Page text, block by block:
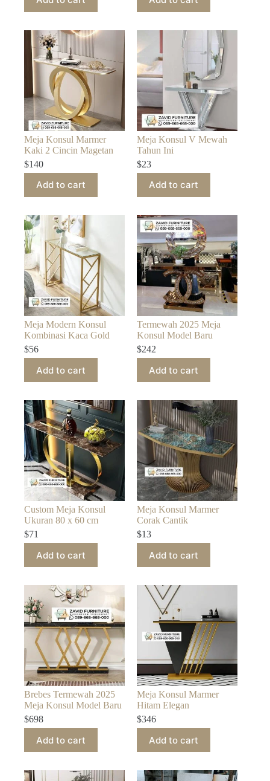
Meja Konsul Marmer
Kaki 2 Cincin Magetan
$140
Add to cart
Meja Konsul V Mewah
Tahun Ini
$23
Add to cart
Meja Modern Konsul
Kombinasi Kaca Gold
$56
Add to cart
Termewah 2025 Meja
Konsul Model Baru
$242
Add to cart
Custom Meja Konsul
Ukuran 80 x 60 cm
$71
Add to cart
Meja Konsul Marmer
Corak Cantik
$13
Add to cart
Brebes Termewah 2025
Meja Konsul Model Baru
$698
Add to cart
Meja Konsul Marmer
Hitam Elegan
$346
Add to cart